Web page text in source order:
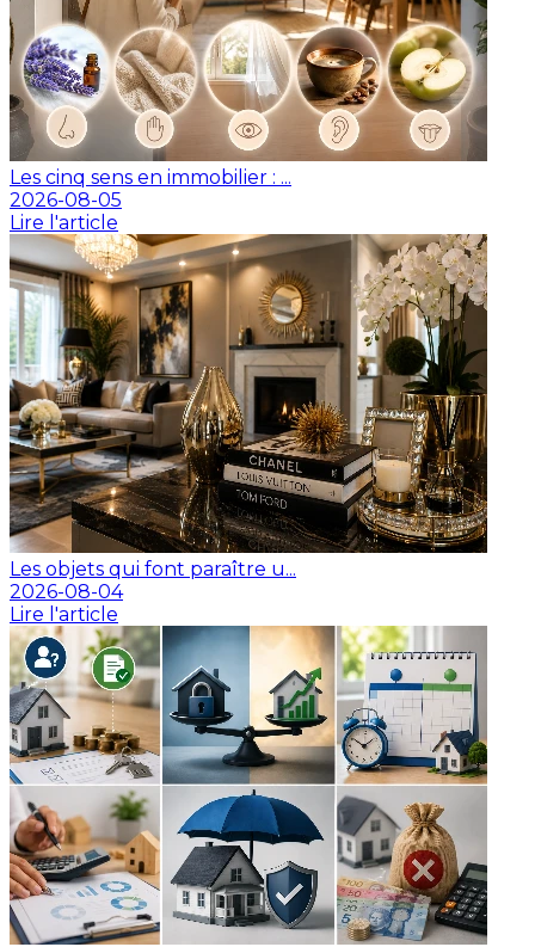
Les cinq sens en immobilier : ...
2026-08-05
Lire l'article
Les objets qui font paraître u...
2026-08-04
Lire l'article